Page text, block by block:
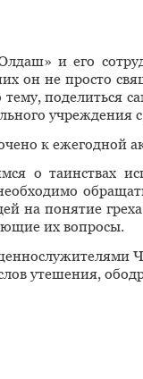
и его
он не просто
поделиться
учреждения
к ежегодной
о таинствах
на понятие
их вопросы.
утешения,